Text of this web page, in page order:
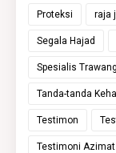
Proteksi raja
Segala Hajad
Spesialis
Tanda-tanda
Testimon
Testimoni Azimat